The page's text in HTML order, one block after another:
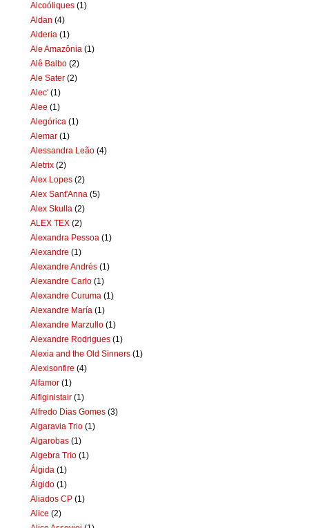
Alcoóliques (1)
Aldan (4)
Alderia (1)
Ale Amazônia (1)
Alê Balbo (2)
Ale Sater (2)
Alec' (1)
Alee (1)
Alegórica (1)
Alemar (1)
Alessandra Leão (4)
Aletrix (2)
Alex Lopes (2)
Alex Sant'Anna (5)
Alex Skulla (2)
ALEX TEX (2)
Alexandra Pessoa (1)
Alexandre (1)
Alexandre Andrés (1)
Alexandre Carlo (1)
Alexandre Curuma (1)
Alexandre María (1)
Alexandre Marzullo (1)
Alexandre Rodrigues (1)
Alexia and the Old Sinners (1)
Alexisonfire (4)
Alfamor (1)
Alfiginistair (1)
Alfredo Dias Gomes (3)
Algaravia Trio (1)
Algarobas (1)
Algebra Trio (1)
Álgida (1)
Álgido (1)
Aliados CP (1)
Alice (2)